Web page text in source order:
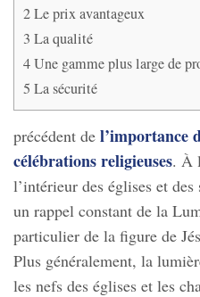
2Le prix avantageux
3 La qualité
4Une gamme plus large de
5 La sécurité
précédent de l’importance
célébrations religieuses. À
l’intérieur des églises et
un rappel constant de la
particulier de la figure de
Plus généralement, la
les nefs des églises et les